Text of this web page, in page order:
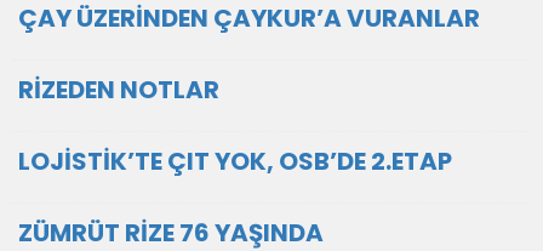
ÇAY ÜZERİNDEN ÇAYKUR’A VURANLAR
RİZEDEN NOTLAR
LOJİSTİK’TE ÇIT YOK, OSB’DE 2.ETAP
ZÜMRÜT RİZE 76 YAŞINDA